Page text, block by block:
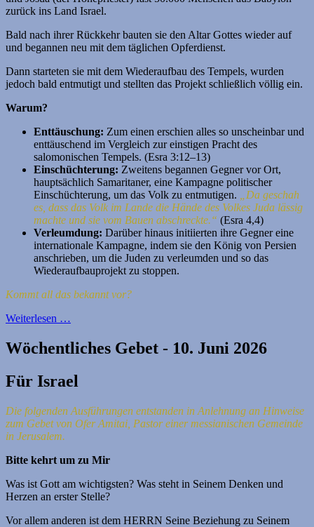
zurück ins Land Israel.
Bald nach ihrer Rückkehr bauten sie den Altar Gottes wieder auf
und begannen neu mit dem täglichen Opferdienst.
Dann starteten sie mit dem Wiederaufbau des Tempels, wurden
jedoch bald entmutigt und stellten das Projekt schließlich völlig ein.
Warum?
Enttäuschung: Zum einen erschien alles so unscheinbar und
enttäuschend im Vergleich zur einstigen Pracht des
salomonischen Tempels. (Esra 3:12–13)
Einschüchterung: Zweitens begannen Gegner vor Ort,
hauptsächlich Samaritaner, eine Kampagne politischer
Einschüchterung, um das Volk zu entmutigen.
„Da geschah
es, dass das Volk im Lande die Hände des Volkes Juda lässig
machte und sie vom Bauen abschreckte.“ (Esra 4,4)
Verleumdung: Darüber hinaus initiierten ihre Gegner eine
internationale Kampagne, indem sie den König von Persien
anschrieben, um die Juden zu verleumden und so das
Wiederaufbauprojekt zu stoppen.
Kommt all das bekannt vor?
Weiterlesen …
Wöchentliches Gebet - 10. Juni 2026
Für Israel
Die folgenden Ausführungen entstanden in Anlehnung an Hinweise
zum Gebet von Ofer Amitai, Pastor einer messianischen Gemeinde
in Jerusalem.
Bitte kehrt um zu Mir
Was ist Gott am wichtigsten? Was steht in Seinem Denken und
Herzen an erster Stelle?
Vor allem anderen ist dem HERRN Seine Beziehung zu Seinem